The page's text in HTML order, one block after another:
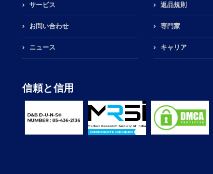
サービス
お問い合わせ
ニュース
返品規則
専門家
キャリア
信頼と信用